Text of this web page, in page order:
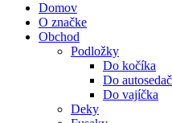
Domov
O značke
Obchod
Podložky
Do kočíka
Do
Do vajíčka
Deky